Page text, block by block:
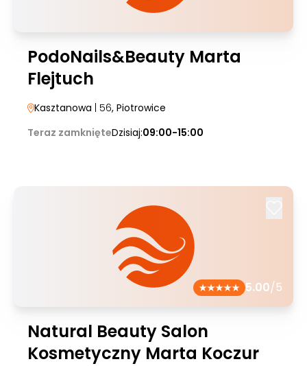
PodoNails&Beauty Marta
Flejtuch
Kasztanowa | 56, Piotrowice
Teraz zamknięteDzisiaj:09:00-15:00
5.00/5
Natural Beauty Salon
Kosmetyczny Marta Koczur